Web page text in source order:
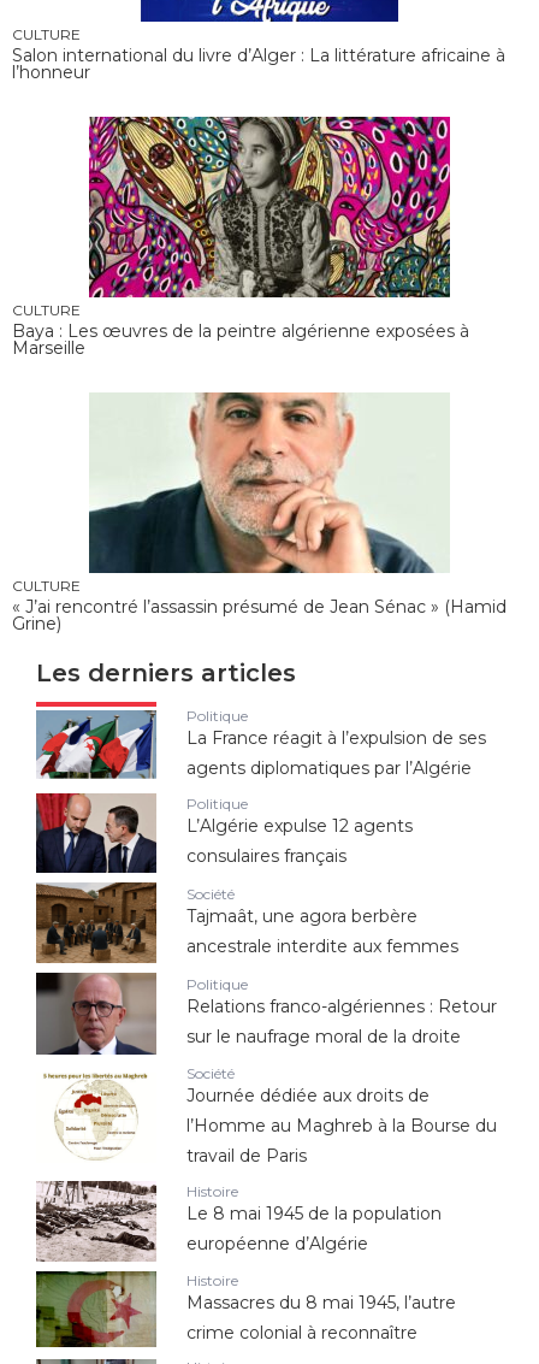
CULTURE
Salon international du livre d’Alger : La littérature africaine à
l’honneur
CULTURE
Baya : Les œuvres de la peintre algérienne exposées à
Marseille
CULTURE
« J’ai rencontré l’assassin présumé de Jean Sénac » (Hamid
Grine)
Les derniers articles
Politique
La France réagit à l’expulsion de ses
agents diplomatiques par l’Algérie
Politique
L’Algérie expulse 12 agents
consulaires français
Société
Tajmaât, une agora berbère
ancestrale interdite aux femmes
Politique
Relations franco-algériennes : Retour
sur le naufrage moral de la droite
Société
Journée dédiée aux droits de
l’Homme au Maghreb à la Bourse du
travail de Paris
Histoire
Le 8 mai 1945 de la population
européenne d’Algérie
Histoire
Massacres du 8 mai 1945, l’autre
crime colonial à reconnaître